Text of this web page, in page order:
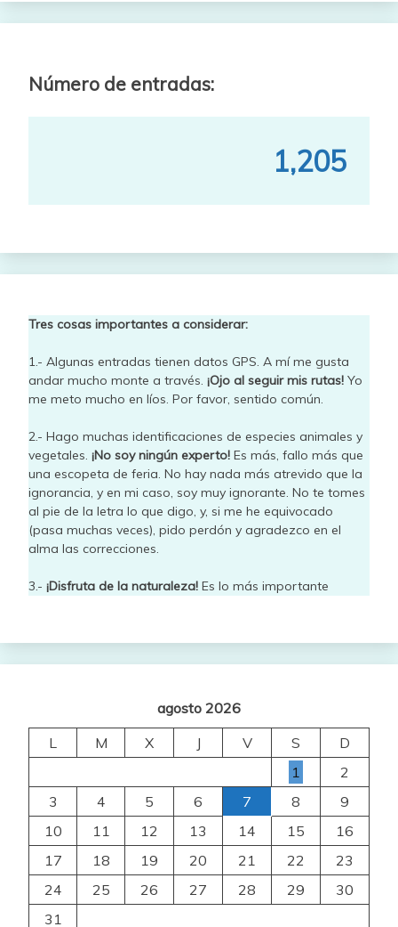
Número de entradas:
1,205
Tres cosas importantes a considerar:
1.- Algunas entradas tienen datos GPS. A mí me gusta
andar mucho monte a través. ¡Ojo al seguir mis rutas! Yo
me meto mucho en líos. Por favor, sentido común.
2.- Hago muchas identificaciones de especies animales y
vegetales. ¡No soy ningún experto! Es más, fallo más que
una escopeta de feria. No hay nada más atrevido que la
ignorancia, y en mi caso, soy muy ignorante. No te tomes
al pie de la letra lo que digo, y, si me he equivocado
(pasa muchas veces), pido perdón y agradezco en el
alma las correcciones.
3.- ¡Disfruta de la naturaleza! Es lo más importante
agosto 2026
L
M X J V S
D
1
2
3
4 5 6 7 8
9
10
11 12 13 14 15
16
17
18 19 20 21 22
23
24
25 26 27 28 29
30
31